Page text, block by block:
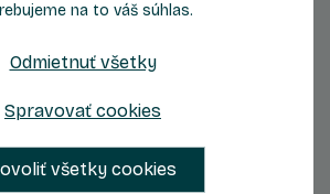
na to váš súhlas.
Odmietnuť všetky
Spravovať cookies
všetky cookies